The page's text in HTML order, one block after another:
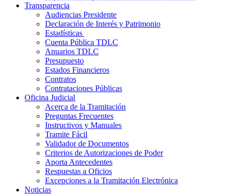
Transparencia
Audiencias Presidente
Declaración de Interés y Patrimonio
Estadísticas
Cuenta Pública TDLC
Anuarios TDLC
Presupuesto
Estados Financieros
Contratos
Contrataciones Públicas
Oficina Judicial
Acerca de la Tramitación
Preguntas Frecuentes
Instructivos y Manuales
Tramite Fácil
Validador de Documentos
Criterios de Autorizaciones de Poder
Aporta Antecedentes
Respuestas a Oficios
Excepciones a la Tramitación Electrónica
Noticias